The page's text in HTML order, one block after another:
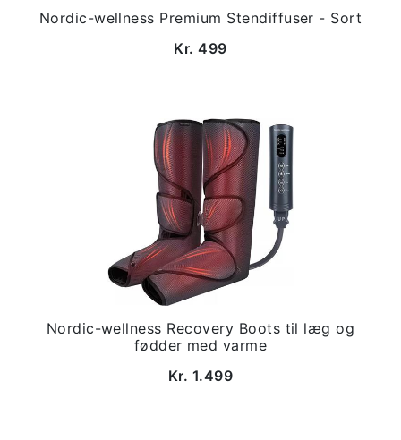
Nordic-wellness Premium Stendiffuser - Sort
Kr. 499
Nordic-wellness Recovery Boots til læg og
fødder med varme
Kr. 1.499